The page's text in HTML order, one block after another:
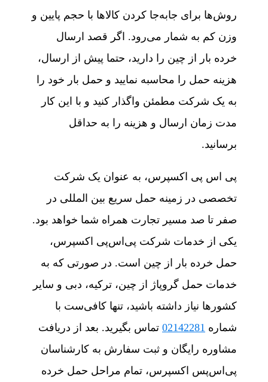
روش‌ها برای جابه‌جا کردن کالاها با حجم پایین و
وزن کم به شمار می‌رود. اگر قصد ارسال
خرده بار از چین را دارید، حتما پیش از ارسال،
هزینه حمل را محاسبه نمایید و حمل بار خود را
به یک شرکت مطمئن واگذار کنید و با این کار
مدت زمان ارسال و هزینه را به حداقل
برسانید.
پی اس پی اکسپرس، به‌ عنوان یک شرکت
تخصصی در زمینه حمل سریع بین المللی در
صفر تا صد مسیر تجارت همراه شما خواهد بود.
یکی از خدمات شرکت پی‌اس‌پی اکسپرس،
حمل خرده بار از چین است. در صورتی که به
خدمات حمل گروپاژ از چین، ترکیه، دبی و سایر
کشورها نیاز داشته باشید، تنها کافی‎‌ست با
شماره 02142281 تماس بگیرید. بعد از دریافت
مشاوره رایگان و ثبت سفارش به کارشناسان
پی‌اس‌پس اکسپرس، تمام مراحل حمل خرده